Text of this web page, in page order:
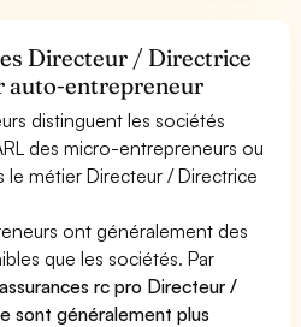
Directeur / Directrice
auto-entrepreneur
distinguent les sociétés
des micro-entrepreneurs ou
métier Directeur / Directrice
ont généralement des
que les sociétés. Par
rc pro Directeur /
sont généralement plus